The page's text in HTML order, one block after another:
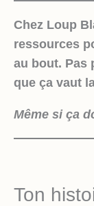
Chez Loup
ressources
au bout. Pas
que ça vaut
Même si ça
Ton